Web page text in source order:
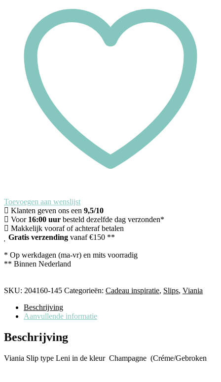
Toevoegen aan wenslijst
Klanten geven ons een 9,5/10
Voor 16:00 uur besteld dezelfde dag verzonden*
Makkelijk vooraf of achteraf betalen
Gratis verzending vanaf €150 **
* Op werkdagen (ma-vr) en mits voorradig
** Binnen Nederland
SKU: 204160-145 Categorieën: Cadeau inspiratie, Slips, Viania
Beschrijving
Aanvullende informatie
Beschrijving
Viania Slip type Leni in de kleur Champagne (Créme/Gebroken